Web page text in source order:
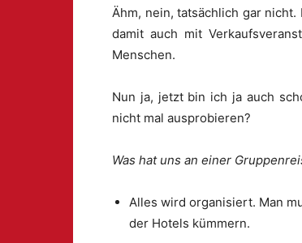
Ähm, nein, tatsächlich gar
damit auch mit
Menschen.
Nun ja, jetzt bin ich ja auch
nicht mal ausprobieren?
Was hat uns an einer
Alles wird organisiert. Man
der Hotels kümmern.